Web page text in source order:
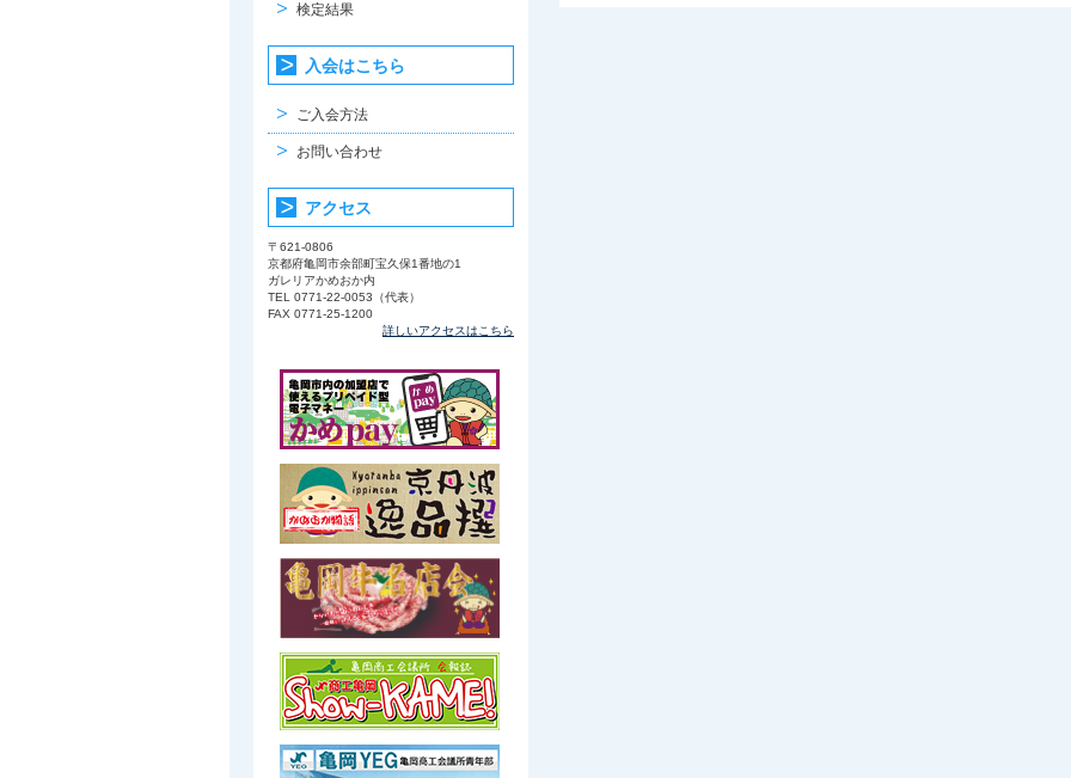
検定結果
入会はこちら
ご入会方法
お問い合わせ
アクセス
〒621-0806
京都府亀岡市余部町宝久保1番地の1
ガレリアかめおか内
TEL 0771-22-0053（代表）
FAX 0771-25-1200
詳しいアクセスはこちら